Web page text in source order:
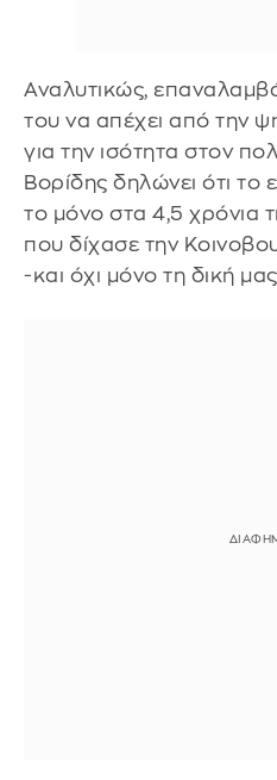
Αναλυτικώς,
του να απέχει από την
για την ισότητα στον
Βορίδης δηλώνει ότι το
το μόνο στα 4,5 χρόνια
που δίχασε την
-και όχι μόνο τη δική